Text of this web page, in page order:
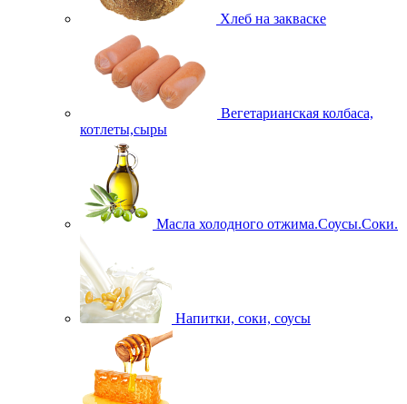
Хлеб на закваске
Вегетарианская колбаса,
котлеты,сыры
Масла холодного отжима.Соусы.Соки.
Напитки, соки, соусы